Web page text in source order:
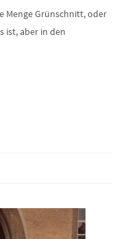
Menge Grünschnitt, oder
ist, aber in den